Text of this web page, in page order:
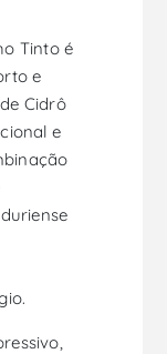
Tinto é
e
Cidrô
e